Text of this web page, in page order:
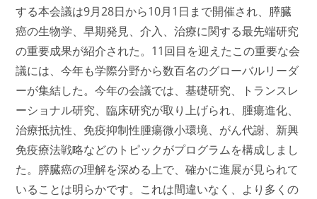
する本会議は9月28日から10月1日まで開催され、膵臓
癌の生物学、早期発見、介入、治療に関する最先端研究
の重要成果が紹介された。11回目を迎えたこの重要な会
議には、今年も学際分野から数百名のグローバルリーダ
ーが集結した。今年の会議では、基礎研究、トランスレ
ーショナル研究、臨床研究が取り上げられ、腫瘍進化、
治療抵抗性、免疫抑制性腫瘍微小環境、がん代謝、新興
免疫療法戦略などのトピックがプログラムを構成しまし
た。膵臓癌の理解を深める上で、確かに進展が見られて
いることは明らかです。これは間違いなく、より多くの